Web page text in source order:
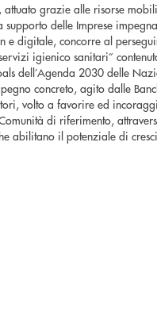
attuato grazie alle risorse
supporto delle Imprese
e digitale, concorre al
igienico sanitari”
dell’Agenda 2030 delle
concreto, agito dalle
volto a favorire ed
di riferimento,
abilitano il potenziale di